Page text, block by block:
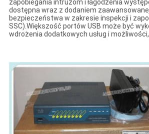
zapobiegania intruzom i łagodzenia
dostępna wraz z dodaniem
bezpieczeństwa w zakresie inspekcji i
SSC).Większość portów USB może być
wdrożenia dodatkowych usług i